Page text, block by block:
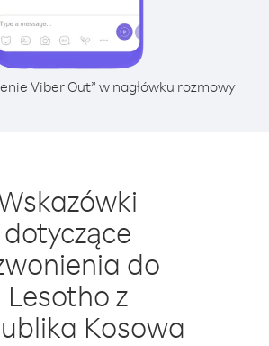
Viber Out” w nagłówku rozmowy
dotyczące
do
Lesotho z
Kosowa